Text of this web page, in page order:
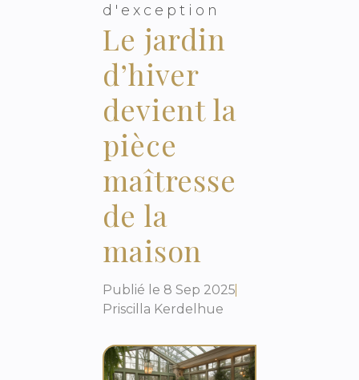
d'exception
Le jardin
d’hiver
devient la
pièce
maîtresse
de la
maison
Publié le 8 Sep 2025
Priscilla Kerdelhue